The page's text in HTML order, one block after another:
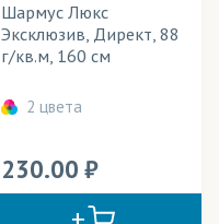
Шармус Люкс
Эксклюзив, Директ, 88
г/кв.м, 160 см
2 цвета
230.00